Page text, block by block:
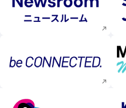
新規ウィンドウで開く
新規ウィンドウで開く